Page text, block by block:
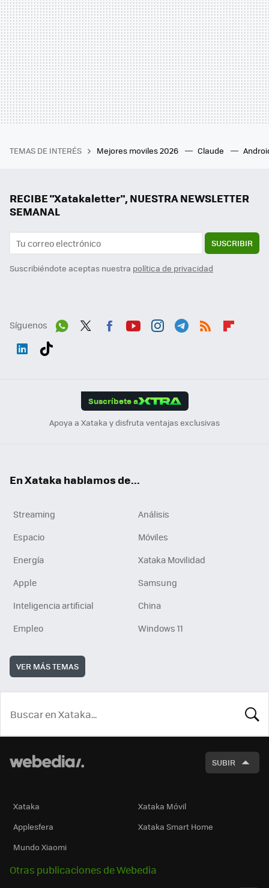
TEMAS DE INTERÉS Mejores moviles 2026 Claude
RECIBE "Xatakaletter", NUESTRA NEWSLETTER
SEMANAL
SUSCRIBIR
Suscribiéndote aceptas nuestra política de privacidad
Síguenos
Suscríbete a
Apoya a Xataka y disfruta ventajas exclusivas
En Xataka hablamos de...
Streaming
Análisis
Espacio
Móviles
Energía
Xataka Movilidad
Apple
Samsung
Inteligencia artificial
China
Empleo
Windows 11
VER MÁS TEMAS
SUBIR
Xataka
Xataka Móvil
Applesfera
Xataka Smart Home
Mundo Xiaomi
Otras publicaciones de Webedia